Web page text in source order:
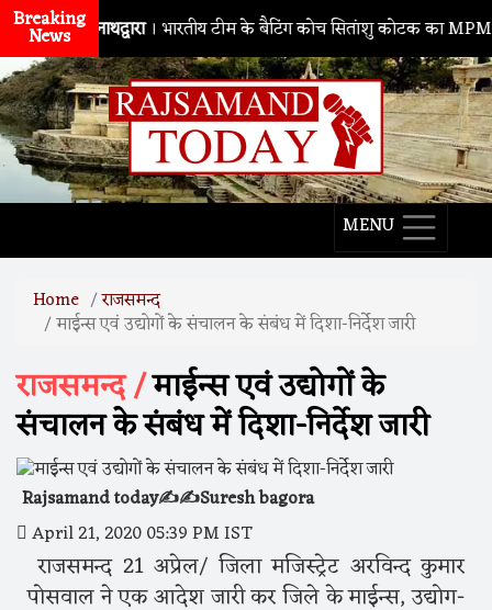
Breaking
News
नाथद्वारा । भारतीय टीम के बैटिंग कोच सितांशु कोटक का MPMSC
MENU
Home राजसमन्द
माईन्स एवं उद्योगों के संचालन के संबंध में दिशा-निर्देश जारी
राजसमन्द /माईन्स एवं उद्योगों के
संचालन के संबंध में दिशा-निर्देश जारी
Rajsamand today✍️✍️Suresh bagora
April 21, 2020 05:39 PM IST
राजसमन्द 21 अप्रेल/ जिला मजिस्ट्रेट अरविन्द कुमार
पोसवाल ने एक आदेश जारी कर जिले के माईन्स, उद्योग-